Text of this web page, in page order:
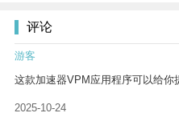
评论
游客
这款加速器VPM应用程序可以给你
2025-10-24